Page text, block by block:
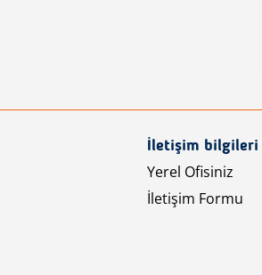
İletişim bilgileri
Yerel Ofisiniz
İletişim Formu